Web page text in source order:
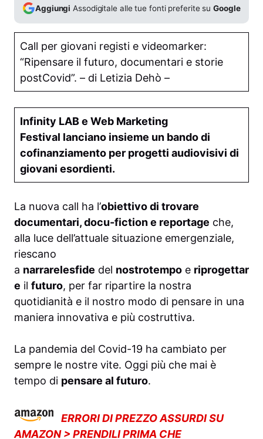
Aggiungi Assodigitale alle tue fonti preferite suGoogle
Call per giovani registi e videomarker:
“Ripensare il futuro, documentari e storie
postCovid”. – di Letizia Dehò –
Infinity LAB e Web Marketing
Festival lanciano insieme un bando di
cofinanziamento per progetti audiovisivi di
giovani esordienti.
La nuova call ha l’obiettivo di trovare
documentari, docu-fiction e reportage che,
alla luce dell’attuale situazione emergenziale,
riescano
a narrarelesfide del nostrotempo e riprogettar
e il futuro, per far ripartire la nostra
quotidianità e il nostro modo di pensare in una
maniera innovativa e più costruttiva.
La pandemia del Covid-19 ha cambiato per
sempre le nostre vite. Oggi più che mai è
tempo di pensare al futuro.
ERRORI DI PREZZO ASSURDI SU
AMAZON > PRENDILI PRIMA CHE